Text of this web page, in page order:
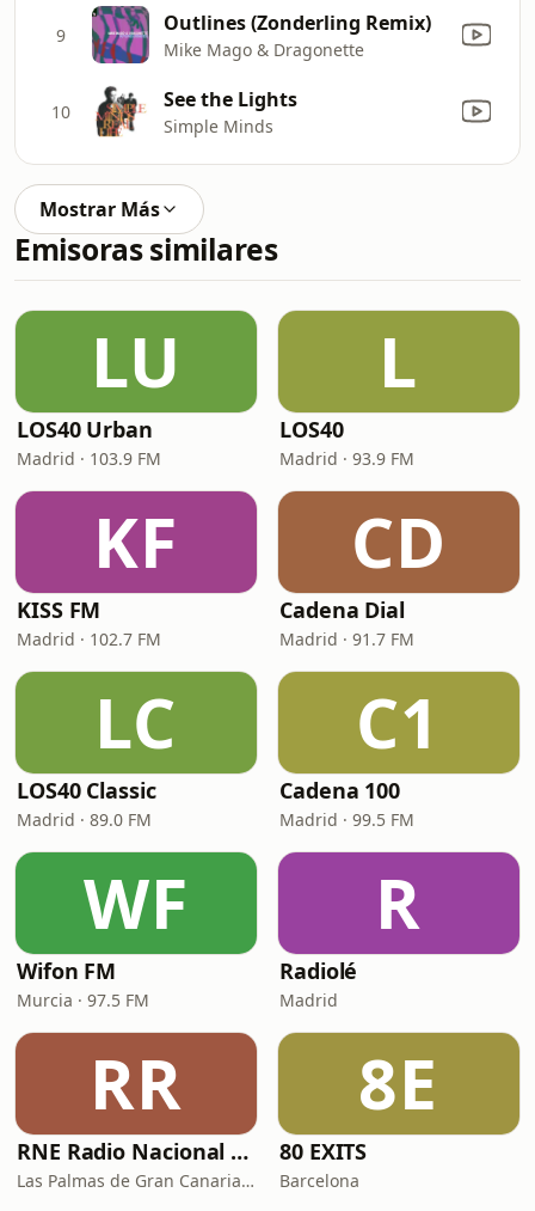
9 Outlines (Zonderling Remix)
Mike Mago & Dragonette
10 See the Lights
Simple Minds
Mostrar Más
Emisoras similares
LU
LOS40 Urban
Madrid · 103.9 FM
L
LOS40
Madrid · 93.9 FM
KF
KISS FM
Madrid · 102.7 FM
CD
Cadena Dial
Madrid · 91.7 FM
LC
LOS40 Classic
Madrid · 89.0 FM
C1
Cadena 100
Madrid · 99.5 FM
WF
Wifon FM
Murcia · 97.5 FM
R
Radiolé
Madrid
RR
RNE Radio Nacional - Canarias
Las Palmas de Gran Canaria · 92.8 FM
8E
80 EXITS
Barcelona